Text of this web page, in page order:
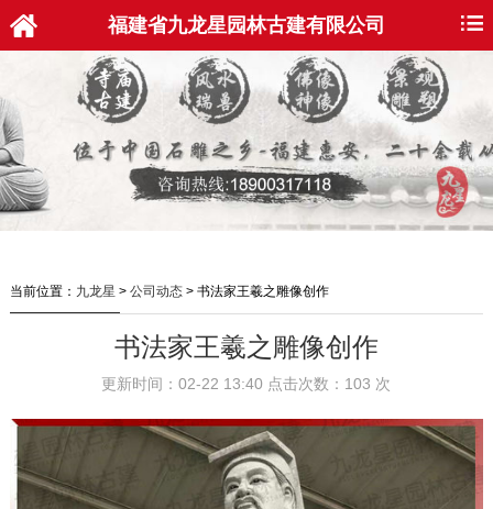
福建省九龙星园林古建有限公司
当前位置： 九龙星 > 公司动态 >书法家王羲之雕像创作
书法家王羲之雕像创作
更新时间：02-22 13:40 点击次数：103 次